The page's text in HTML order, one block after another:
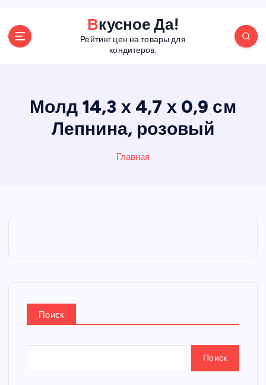
Вкусное Да!
Рейтинг цен на товары для
кондитеров.
Молд 14,3 х 4,7 х 0,9 см
Лепнина, розовый
Главная
Поиск
Поиск